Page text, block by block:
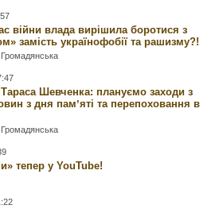
війни влада вирішила боротися з
замість українофобії та рашизму?!
Громадянська
Шевченка: плануємо заходи з
з дня памʼяті та перепоховання в
Громадянська
тепер у YouTube!